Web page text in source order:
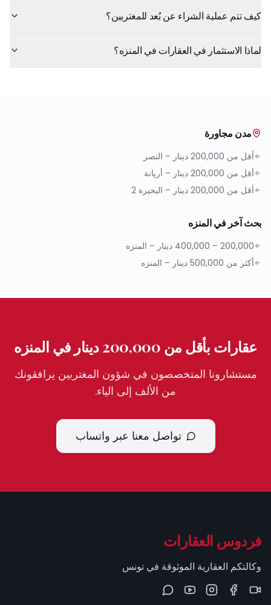
كيف تتم عملية الشراء عن بُعد للمغتربين؟
لماذا الاستثمار في العقارات في المنزه؟
مدن مجاورة
أقل من 200,000 دينار – النصر
أقل من 200,000 دينار
– أريانة
أقل من 200,000 دينار
– البحيرة 2
بحث آخر في المنزه
200,000 – 400,000 دينار – المنزه
أكثر من 500,000 دينار
– المنزه
عقارات بأقل من 200,000 دينار في المنزه
مستشارونا المتخصصون في شؤون المغتربين يرافقونك
من الألف إلى الياء.
تواصل معنا عبر واتساب
فردوس العقارات
وكالتكم العقارية الموثوقة في تونس